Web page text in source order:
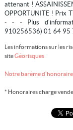
attenant !
OPPORTUNITE ! Prix
- - - Plus
910256536) 01 64 95
Les informations sur les
siteGéorisques
Notre barème
* Honoraires charge